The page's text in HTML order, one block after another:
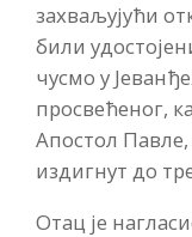
захваљујући
били
чусмо у
просвећеног,
Апостол Павле,
издигнут до
Отац је